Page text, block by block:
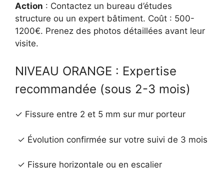
Action : Contactez un bureau d’études
structure ou un expert bâtiment. Coût : 500-
1200€. Prenez des photos détaillées avant leur
visite.
NIVEAU ORANGE : Expertise
recommandée (sous 2-3 mois)
✓ Fissure entre 2 et 5 mm sur mur porteur
✓ Évolution confirmée sur votre suivi de 3 mois
✓ Fissure horizontale ou en escalier